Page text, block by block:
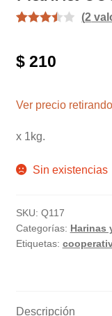
de 5 en
valoracio
clientes
(2
$210
Ver precio
x 1kg.
Sin existencias
SKU: Q117
Categorías: Harinas
Etiquetas:
Descripción